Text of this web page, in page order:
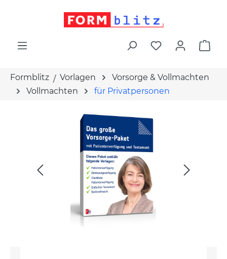
Formblitz Vorlagen
Vorsorge & Vollmachten
Vollmachten
für Privatpersonen